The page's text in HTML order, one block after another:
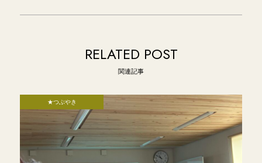
RELATED POST
関連記事
★つぶやき